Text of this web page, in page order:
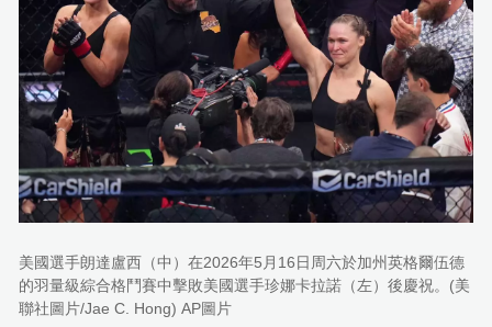
美國選手朗達盧西（中）在2026年5月16日周六於加州英格爾伍德
的羽量級綜合格鬥賽中擊敗美國選手珍娜卡拉諾（左）後慶祝。(美
聯社圖片/Jae C. Hong) AP圖片